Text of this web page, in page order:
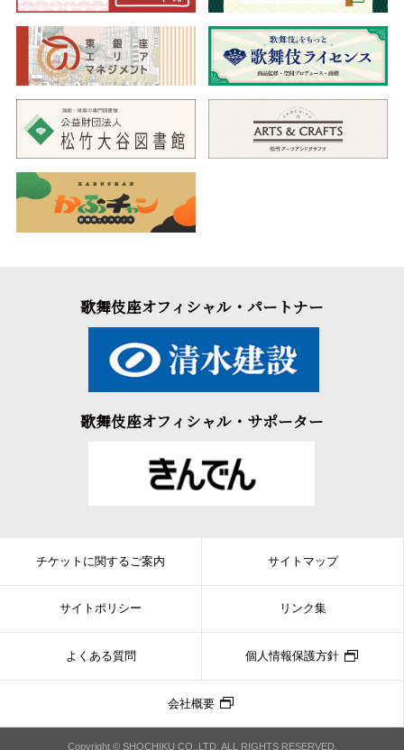
歌舞伎座オフィシャル・パートナー
歌舞伎座オフィシャル・サポーター
チケットに関するご案内 サイトマップ
サイトポリシー リンク集
よくある質問 個人情報保護方針
会社概要
Copyright © SHOCHIKU CO.,LTD. ALL RIGHTS RESERVED.